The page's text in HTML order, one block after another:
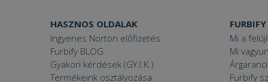
HASZNOS OLDALAK
Ingyenes Norton előfizetés
Furbify BLOG
Gyakori kérdések (GY.I.K.)
Termékeink osztályozása
Mi a
Mi
Furbify